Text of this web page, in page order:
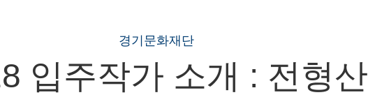
경기문화재단
입주작가 소개 : 전형산